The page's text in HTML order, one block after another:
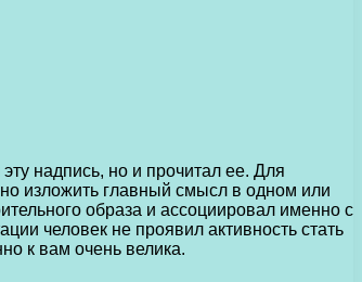
надпись, но и прочитал ее. Для
изложить главный смысл в одном или
образа и ассоциировал именно с
человек не проявил активность стать
к вам очень велика.